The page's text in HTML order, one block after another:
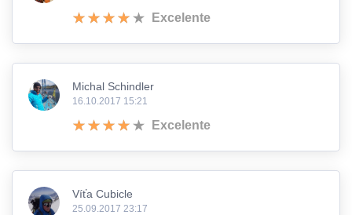
Excelente
Michal Schindler
16.10.2017 15:21
Excelente
Víťa Cubicle
25.09.2017 23:17